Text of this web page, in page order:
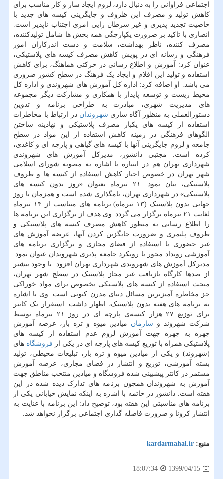
اجتماعی فراوانی را به دنبال دارد، لزوم ایجاد ساز و کار مناسب برای
کاهش تولید و مصرف این ظروف و جایگزینی کیسه های جدید با
خاصیت تجدید پذیری و غیر سرطان زایی امری اجتناب ناپذیر است.
انصاری با تاکید بر ضرورت یکپارچگی همه بخش ها شامل تولیدکننده،
مصرف کننده، ناظر بهداشت، سلامت و دست اندرکاران امور
فرهنگی و رسانه ای در پویش کاهش مصرف کیسه های پلاستیکی،
عنوان کرد: آموزش و اطلاع رسانی در حرکتی هماهنگ، برای کاهش
استفاده و تولید این اقلام و ایجاد یک فرهنگ در سطح کشور ضروری
می باشد. او اضافه کرد: اداره کل آموزش های شهروندی و اداره کل
محیط زیست و توسعه پایدار با همکاری و مشارکت دیگر مجموعه
های مدیریت شهری، مبادرت به طراحی برنامه و تدوین
دستورالعملی به منظور آگاه سازی شهروندان در ارتباط با مخاطرات
استفاده از کیسه های یکبار مصرف پلاستیکی و نهادینه ساختن
الگوهای فرهنگی در زمینه کاهش استفاده از این مواد در سطح
جامعه و لزوم جایگزینی آنها با کیسه های گیاهی و پارچه ای و کاغذی،
کرده است. مجتبی دانشور، مدیرکل آموزش های شهروندی
شهرداری تهران هم در اینباره با اشاره به مصوبه شورای اسلامی
شهر تهران در خصوص اجبار کاهش استفاده از کیسه ها و ظروف
پلاستیکی، بیان نمود: ۲۱ تیرماه بعنوان «روز بدون کیسه های
پلاستیکی» در شهرداری تهران، نامگذاری شده است و همزمان با روز
جهانی بدون پلاستیک (۱۳ تیرماه) برنامه های متناسب از ۱۴ تیرماه
لغایت ۲۱ تیرماه برگزار می گردد. وی هدف از برگزاری این برنامه ها
را اطلاع رسانی به منظور کاهش مصرف کیسه های پلاستیکی و
ظروف پلیمری و ضرورت جایگزین کردن آنها، عرضه آموزش های
غیر حضوری با استفاده از فضای مجازی و برگزاری برنامه های
آموزشی رویداد محور با رویکرد جامعه پذیری شهروندان عنوان نمود.
مدیرکل آموزش های شهروندی شهرداری تهران افزود: با وجود بیشتر
از صدها کارگاه بازیافت غیر مجاز پلاستیک در سطح شهر تهران،
مبحث استفاده از کیسه های پلاستیکی بخصوص برای مواد خوراکی
جز مخاطره آمیزترین مسائل دنیای مدرن کنونی است. وی با اشاره
به برنامه های هفته بدون پلاستیک، اظهار داشت: استقرار یک کانتر
برای توزیع ۲۷ هزار کیسه‌ی پارچه ای در روز ۲۱ تیرماه توسط
شرکت شهروند و سازمان میادین میوه و تره بار، عرضه آموزش
چهره به چهره جهت آموزش لزوم عدم استفاده از کیسه های
پلاستیکی همراه با توزیع کیسه های پارچه ای در یکی از فروشگاه های
(شهروند) و یکی از میادین میوه و تره بار، تبلیغات محیطی، تولید
بسته آموزشی، توزیع و انتشار در فضای مجازی، عرضه آموزش
مستمر در کانتر پیشبینی شده فروشگاه و میادین منتخب مناطق جهت
آموزش به شهروندان همچون برنامه های تدارک دیده شده در این
هفته است. دانشور در خاتمه با اشاره به اینکه نمایش خیابانی یکی از
برنامه های مناسبتی این هفته بود، توضیح داد: این برنامه با عنایت به
انتشار کرونا و ضرورت فاصله گذاری اجتماعی برگزار نخواهد شد.
منبع: kardarmahal.ir
1399/04/15
18:07:34